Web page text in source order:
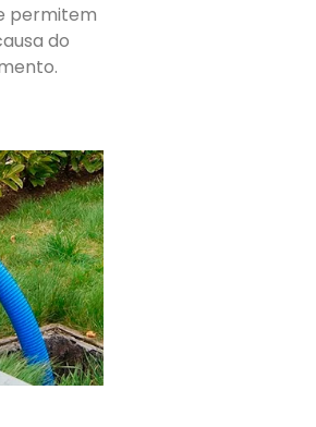
permitem
do